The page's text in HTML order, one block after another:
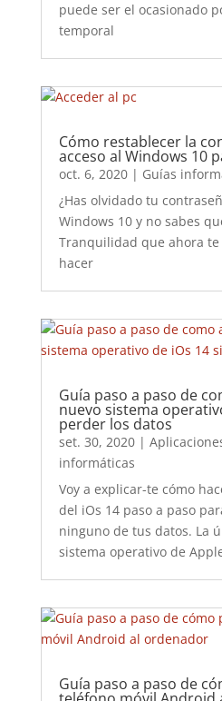
puede ser el ocasionado
temporal
Cómo restablecer la
acceso al Windows 10
oct. 6, 2020| Guías
¿Has olvidado tu
Windows 10 y no sabes
Tranquilidad que ahora
hacer
Guía paso a paso de
nuevo sistema
perder los datos
set. 30, 2020|
informáticas
Voy a explicar-te cómo
del iOs 14 paso a paso
ninguno de tus datos. La
sistema operativo de
Guía paso a paso de